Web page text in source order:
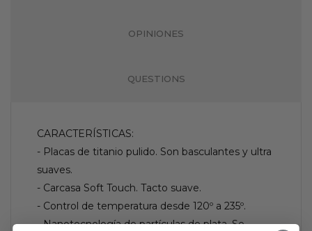
OPINIONES
QUESTIONS
CARACTERÍSTICAS:
- Placas de titanio pulido. Son basculantes y ultra
suaves.
- Carcasa Soft Touch. Tacto suave.
- Control de temperatura desde 120º a 235º.
- Nanotecnología de partículas de plata. Se